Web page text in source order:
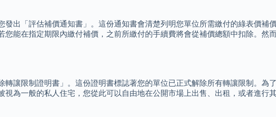
出「評估補價通知書」。這份通知書會清楚列明您單位所需繳付的綠表價補
能在指定期限內繳付補價，之前所繳付的手續費將會從補價總額中扣除。然
讓限制證明書」。這份證明書標誌著您的單位已正式解除所有轉讓限制。為
為一般的私人住宅，您從此可以自由地在公開市場上出售、出租，或者進行其